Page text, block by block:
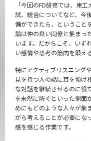
「今回のFD研修では、東
試、統合についてなど、今
備ができたら、ということ
論は仲の良い同僚と集まっ
います。だからこそ、いず
い感情や思考の筋肉を鍛え
特にアクティブリスニング
見を持つ人の話に耳を傾け
な対話を継続させるのに役
を未然に防ぐといった側面
めにもどのような人々が集
がら考えることが必要にな
感を感じる作業です。